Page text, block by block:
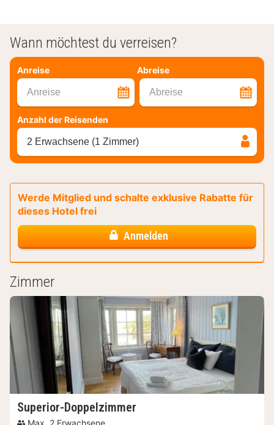
Wann möchtest du verreisen?
Anreise Abreise
Anreise Abreise
Anzahl der Reisenden
2 Erwachsene (1 Zimmer)
Werde Mitglied und schalte exklusive Rabatte für
dieses Hotel frei
Anmelden
Zimmer
Superior-Doppelzimmer